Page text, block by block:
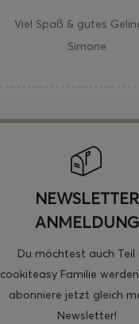
Viel Spaß & gutes
Simone
NEWSLETTER
ANMELDUNG
Du möchtest auch Teil
cookiteasy Familie
abonniere jetzt gleich
Newsletter!